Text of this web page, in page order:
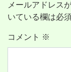
メールアドレス
いている欄は必
コメント ※